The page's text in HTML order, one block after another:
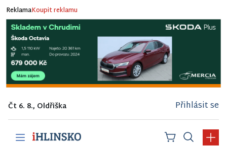
ReklamaKoupit reklamu
Čt 6. 8., Oldřiška Přihlásit se